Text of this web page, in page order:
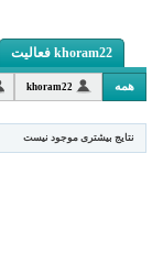
khoram22 فعالیت
همه khoram22
نتایج بیشتری موجود نیست